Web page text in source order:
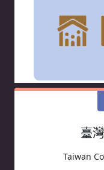
臺
Taiwan